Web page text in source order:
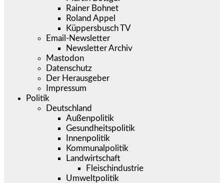
Rainer Bohnet
Roland Appel
Küppersbusch TV
Email-Newsletter
Newsletter Archiv
Mastodon
Datenschutz
Der Herausgeber
Impressum
Politik
Deutschland
Außenpolitik
Gesundheitspolitik
Innenpolitik
Kommunalpolitik
Landwirtschaft
Fleischindustrie
Umweltpolitik